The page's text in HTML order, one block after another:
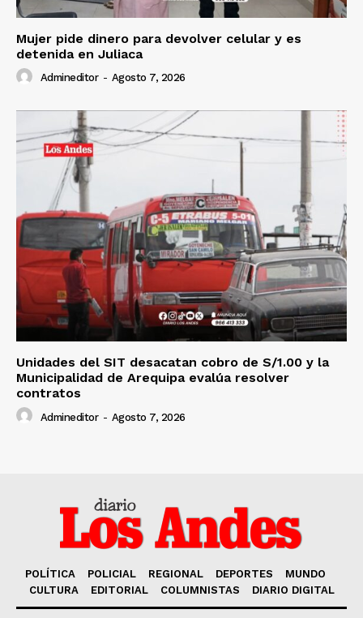
Mujer pide dinero para devolver celular y es
detenida en Juliaca
Admineditor - Agosto 7, 2026
Unidades del SIT desacatan cobro de S/1.00 y la
Municipalidad de Arequipa evalúa resolver
contratos
Admineditor - Agosto 7, 2026
POLÍTICA POLICIAL REGIONAL DEPORTES
MUNDO
CULTURA
EDITORIAL COLUMNISTAS DIARIO DIGITAL